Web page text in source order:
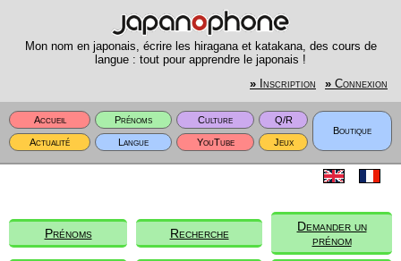
Mon nom en japonais, écrire les hiragana et katakana, des cours de
langue : tout pour apprendre le japonais !
» Inscription » Connexion
Accueil Prénoms Culture
Q/R
Boutique
Actualité
Langue YouTube Jeux
Prénoms Recherche
Demander un
prénom